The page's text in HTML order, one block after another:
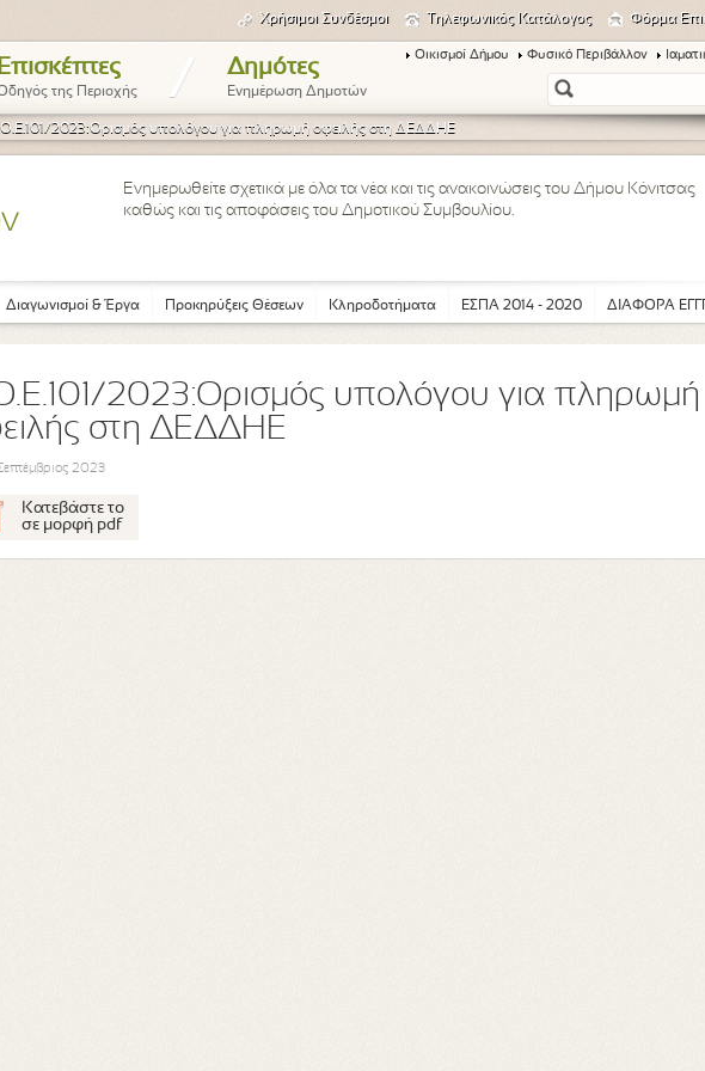
Χρήσιμοι Συνδέσμοι Τηλεφωνικός Κατάλογος Φόρμα
Επισκέπτες
της Περιοχής / Δημότες
Ενημέρωση Δημοτών
Οικισμοί Δήμου Φυσικό Περιβάλλον
2023:Ορισμός υπολόγου για πληρωμή οφειλής στη ΔΕΔΔΗΕ
Ενημερωθείτε σχετικά με όλα τα νέα και τις ανακοινώσεις του Δήμου Κόνιτσας
καθώς και τις αποφάσεις του Δημοτικού Συμβουλίου.
Διαγωνισμοί & Έργα Προκηρύξεις Θέσεων Κληροδοτήματα ΕΣΠΑ 2014 - 2020 ΔΙΑΦΟΡΑ
2023:Ορισμός υπολόγου για πληρωμή
στη ΔΕΔΔΗΕ
2023
Κατεβάστε το
σε μορφή pdf